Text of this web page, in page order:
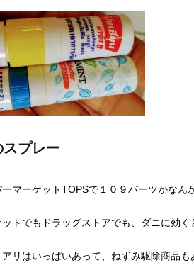
スプレー
マーケットTOPSで１０９バーツかなん
トでもドラッグストアでも、ダニに効く
リはいっぱいあって、ねずみ駆除商品も